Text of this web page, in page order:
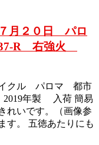
月２０日 パロ
R 右強火
イクル パロマ 都市
年製 入荷 簡易
れいです。（画像参
す。 五徳あたりにも